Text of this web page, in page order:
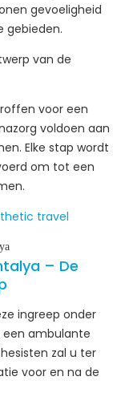
gevoeligheid
gebieden.
van de
voor een
voldoen aan
Elke stap wordt
om tot een
– De
ingreep onder
een ambulante
zal u ter
voor en na de